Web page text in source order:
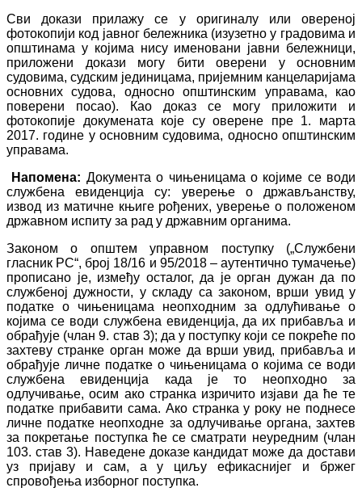
Сви докази прилажу се у оригиналу или овереној
фотокопији код јавног бележника (изузетно у градовима и
општинама у којима нису именовани јавни бележници,
приложени докази могу бити оверени у основним
судовима, судским јединицама, пријемним канцеларијама
основних судова, односно општинским управама, као
поверени посао). Као доказ се могу приложити и
фотокопије докумената које су оверене пре 1. марта
2017. године у основним судовима, односно општинским
управама.
Напомена: Документа о чињеницама о којиме се води
службена евиденција су: уверење о држављанству,
извод из матичне књиге рођених, уверење о положеном
државном испиту за рад у државним органима.
Законом о општем управном поступку („Службени
гласник РС“, број 18/16 и 95/2018 – аутентично тумачење)
прописано је, између осталог, да је орган дужан да по
службеној дужности, у складу са законом, врши увид у
податке о чињеницама неопходним за одлућивање о
којима се води службена евиденција, да их прибавља и
обрађује (члан 9. став 3); да у поступку који се покреће по
захтеву странке орган може да врши увид, прибавља и
обрађује личне податке о чињеницама о којима се води
службена евиденција када је то неопходно за
одлучивање, осим ако странка изричито изјави да ће те
податке прибавити сама. Ако странка у року не поднесе
личне податке неопходне за одлучивање органа, захтев
за покретање поступка ће се сматрати неуредним (члан
103. став 3). Наведене доказе кандидат може да достави
уз пријаву и сам, а у циљу ефикаснијег и бржег
спровођења изборног поступка.